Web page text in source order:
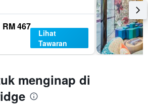
RM 467
Lihat
Tawaran
menginap di